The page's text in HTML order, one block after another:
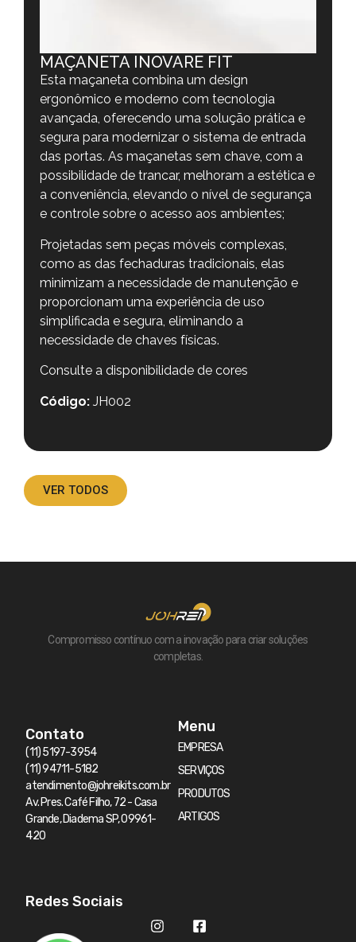
MAÇANETA INOVARE FIT
Esta maçaneta combina um design
ergonômico e moderno com tecnologia
avançada, oferecendo uma solução prática e
segura para modernizar o sistema de entrada
das portas. As maçanetas sem chave, com a
possibilidade de trancar, melhoram a estética e
a conveniência, elevando o nível de segurança
e controle sobre o acesso aos ambientes;
Projetadas sem peças móveis complexas,
como as das fechaduras tradicionais, elas
minimizam a necessidade de manutenção e
proporcionam uma experiência de uso
simplificada e segura, eliminando a
necessidade de chaves físicas.
Consulte a disponibilidade de cores
Código: JH002
VER TODOS
Compromisso contínuo com a inovação para criar soluções
completas.
Contato
(11) 5197-3954
(11) 94711-5182
atendimento@johreikits.com.br
Av. Pres. Café Filho, 72 - Casa
Grande, Diadema SP, 09961-
420
Menu
EMPRESA
SERVIÇOS
PRODUTOS
ARTIGOS
Redes Sociais